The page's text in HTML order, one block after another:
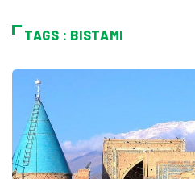
TAGS : BISTAMI